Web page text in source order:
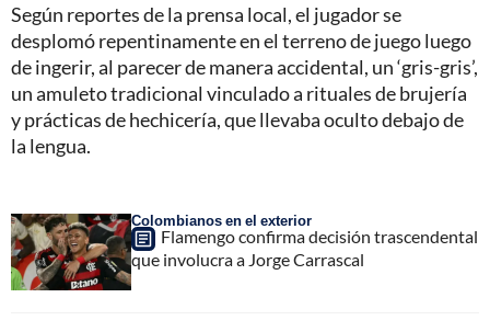
Según reportes de la prensa local, el jugador se
desplomó repentinamente en el terreno de juego luego
de ingerir, al parecer de manera accidental, un ‘gris-gris’,
un amuleto tradicional vinculado a rituales de brujería
y prácticas de hechicería, que llevaba oculto debajo de
la lengua.
Colombianos en el exterior
Flamengo confirma decisión trascendental
que involucra a Jorge Carrascal